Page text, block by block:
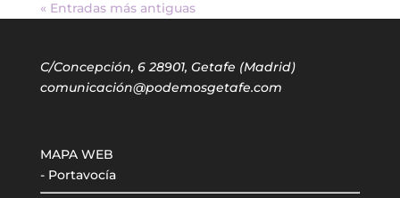
« Entradas más antiguas
C/Concepción, 6 28901, Getafe (Madrid)
comunicación@podemosgetafe.com
MAPA WEB
- Portavocía